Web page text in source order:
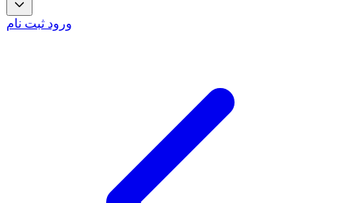
ورود ثبت نام